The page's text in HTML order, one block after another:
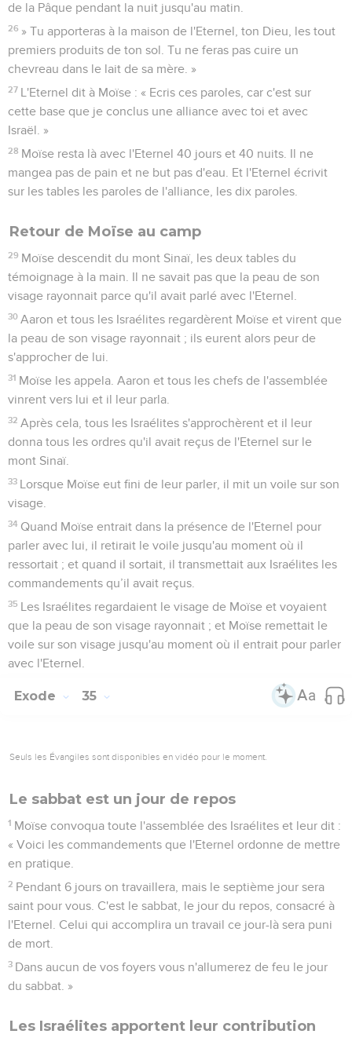
de la Pâque pendant la nuit jusqu'au matin.
26 » Tu apporteras à la maison de l'Eternel, ton Dieu, les tout
premiers produits de ton sol. Tu ne feras pas cuire un
chevreau dans le lait de sa mère. »
27 L'Eternel dit à Moïse : « Ecris ces paroles, car c'est sur
cette base que je conclus une alliance avec toi et avec
Israël. »
28 Moïse resta là avec l'Eternel 40 jours et 40 nuits. Il ne
mangea pas de pain et ne but pas d'eau. Et l'Eternel écrivit
sur les tables les paroles de l'alliance, les dix paroles.
Retour de Moïse au camp
29 Moïse descendit du mont Sinaï, les deux tables du
témoignage à la main. Il ne savait pas que la peau de son
visage rayonnait parce qu'il avait parlé avec l'Eternel.
30 Aaron et tous les Israélites regardèrent Moïse et virent que
la peau de son visage rayonnait ; ils eurent alors peur de
s'approcher de lui.
31 Moïse les appela. Aaron et tous les chefs de l'assemblée
vinrent vers lui et il leur parla.
32 Après cela, tous les Israélites s'approchèrent et il leur
donna tous les ordres qu'il avait reçus de l'Eternel sur le
mont Sinaï.
33 Lorsque Moïse eut fini de leur parler, il mit un voile sur son
visage.
34 Quand Moïse entrait dans la présence de l'Eternel pour
parler avec lui, il retirait le voile jusqu'au moment où il
ressortait ; et quand il sortait, il transmettait aux Israélites les
commandements qu’il avait reçus.
35 Les Israélites regardaient le visage de Moïse et voyaient
que la peau de son visage rayonnait ; et Moïse remettait le
voile sur son visage jusqu'au moment où il entrait pour parler
avec l'Eternel.
Exode 35
Seuls les Évangiles sont disponibles en vidéo pour le moment.
Le sabbat est un jour de repos
1 Moïse convoqua toute l'assemblée des Israélites et leur dit :
« Voici les commandements que l'Eternel ordonne de mettre
en pratique.
2 Pendant 6 jours on travaillera, mais le septième jour sera
saint pour vous. C'est le sabbat, le jour du repos, consacré à
l'Eternel. Celui qui accomplira un travail ce jour-là sera puni
de mort.
3 Dans aucun de vos foyers vous n'allumerez de feu le jour
du sabbat. »
Les Israélites apportent leur contribution